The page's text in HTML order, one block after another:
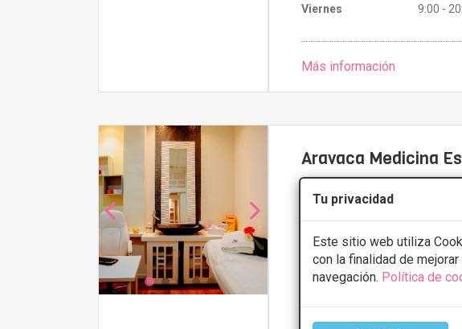
Tu privacidad
Este sitio web utiliza
con la finalidad de
navegación. Política de
Viernes
9:00 -
Más información
Aravaca Medicina
5
Avda. del Talgo 204, Aravaca,
Blefaroplastia sin cirugía